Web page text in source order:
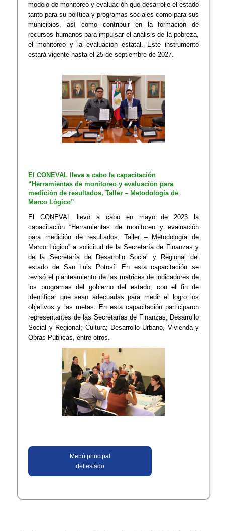
modelo de monitoreo y evaluación que desarrolle el estado
tanto para su política y programas sociales como para sus
municipios, así como contribuir en la formación de
recursos humanos para impulsar el análisis de la pobreza,
el monitoreo y la evaluación estatal. Este instrumento
estará vigente hasta el 25 de septiembre de 2027.
El CONEVAL lleva a cabo la capacitación
“Herramientas de monitoreo y evaluación para
medición de resultados, Taller – Metodología de
Marco Lógico”
El CONEVAL llevó a cabo en mayo de 2023 la
capacitación “Herramientas de monitoreo y evaluación
para medición de resultados, Taller – Metodología de
Marco Lógico” a solicitud de la Secretaría de Finanzas y
de la Secretaría de Desarrollo Social y Regional del
estado de San Luis Potosí. En esta capacitación se
revisó el planteamiento de las matrices de indicadores de
los programas del gobierno del estado, con el fin de
identificar que sean adecuadas para medir el logro los
objetivos y las metas. En esta capacitación participaron
representantes de las Secretarías de Finanzas; Desarrollo
Social y Regional; Cultura; Desarrollo Urbano, Vivienda y
Obras Públicas, entre otros.
Menú principal
del estado